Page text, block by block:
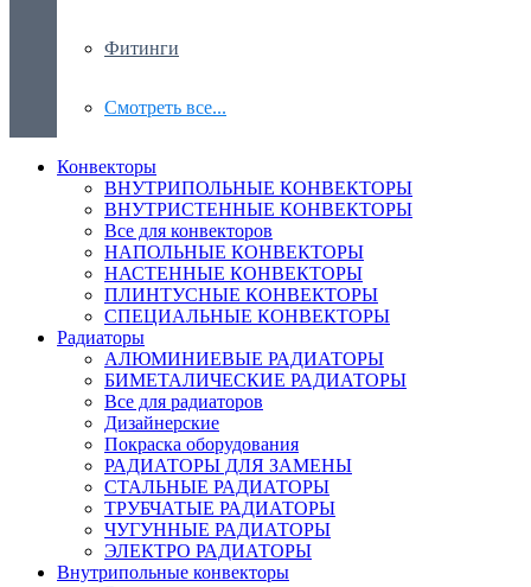
Фитинги
Смотреть все...
Конвекторы
ВНУТРИПОЛЬНЫЕ КОНВЕКТОРЫ
ВНУТРИСТЕННЫЕ КОНВЕКТОРЫ
Все для конвекторов
НАПОЛЬНЫЕ КОНВЕКТОРЫ
НАСТЕННЫЕ КОНВЕКТОРЫ
ПЛИНТУСНЫЕ КОНВЕКТОРЫ
СПЕЦИАЛЬНЫЕ КОНВЕКТОРЫ
Радиаторы
АЛЮМИНИЕВЫЕ РАДИАТОРЫ
БИМЕТАЛИЧЕСКИЕ РАДИАТОРЫ
Все для радиаторов
Дизайнерские
Покраска оборудования
РАДИАТОРЫ ДЛЯ ЗАМЕНЫ
СТАЛЬНЫЕ РАДИАТОРЫ
ТРУБЧАТЫЕ РАДИАТОРЫ
ЧУГУННЫЕ РАДИАТОРЫ
ЭЛЕКТРО РАДИАТОРЫ
Внутрипольные конвекторы